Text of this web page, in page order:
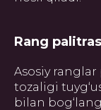
Rang
Asosiy ranglar
tozaligi
bilan